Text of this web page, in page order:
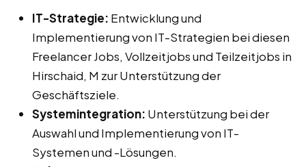
IT-Strategie: Entwicklung und
Implementierung von IT-Strategien bei diesen
Freelancer Jobs, Vollzeitjobs und Teilzeitjobs in
Hirschaid, M zur Unterstützung der
Geschäftsziele.
Systemintegration: Unterstützung bei der
Auswahl und Implementierung von IT-
Systemen und -Lösungen.